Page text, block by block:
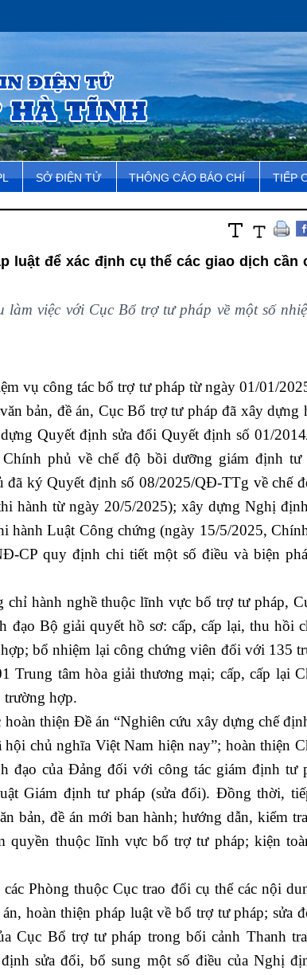
SỞ ĐIỆN TỬ THÔNG CÁO BÁO CHÍ TIẾP
luật để xác định cụ thể các giao dịch cần
việc với Cục Bổ trợ tư pháp về một số
vụ công tác bổ trợ tư pháp từ ngày 01/01/
bản, đề án, Cục Bổ trợ tư pháp đã xây dựng
Quyết định sửa đổi Quyết định số 01/
phủ về chế độ bồi dưỡng giám định tư
ký Quyết định số 08/2025/QĐ-TTg về chế
hành từ ngày 20/5/2025); xây dựng Nghị
hành Luật Công chứng (ngày 15/5/2025,
CP quy định chi tiết một số điều và biện
hành nghề thuộc lĩnh vực bổ trợ tư pháp,
đạo Bộ giải quyết hồ sơ: cấp, cấp lại, thu hồi
bổ nhiệm lại công chứng viên đối với 135
Trung tâm hòa giải thương mại; cấp, cấp lại
trường hợp.
thiện Đề án “Nghiên cứu xây dựng chế
chủ nghĩa Việt Nam hiện nay”; hoàn thiện
đạo của Đảng đối với công tác giám định tư
Giám định tư pháp (sửa đổi). Đồng thời,
bản, đề án mới ban hành; hướng dẫn, kiểm
quyền thuộc lĩnh vực bổ trợ tư pháp; kiện
Phòng thuộc Cục trao đổi cụ thể các nội
hoàn thiện pháp luật về bổ trợ tư pháp; sửa
Cục Bổ trợ tư pháp trong bối cảnh Thanh
sửa đổi, bổ sung một số điều của Nghị